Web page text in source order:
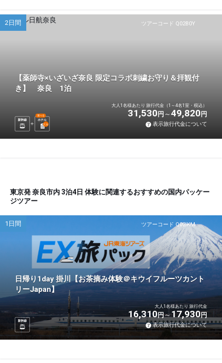
ツアーコード Q02B0Y
2日間
【薬師寺×いざいざ奈良 限定コラボ刺繍お守り＆拝観付
き】 奈良 1泊
新幹線 ホテル
選べる
1 泊
大人1名様あたり 旅行代金（1～4名1室・税込）
31,530 円 49,820 円
表示旅行代金について
東京発 奈良市内 3泊4日 体験に関連するおすすめの国内パッケー
ジツアー
ツアーコード Q02IKM
1日間
日帰り1day 掛川【お茶摘み体験＠キウイフルーツカント
リーJapan】
新幹線
大人1名様あたり 旅行代金
16,310円 17,930円
表示旅行代金について